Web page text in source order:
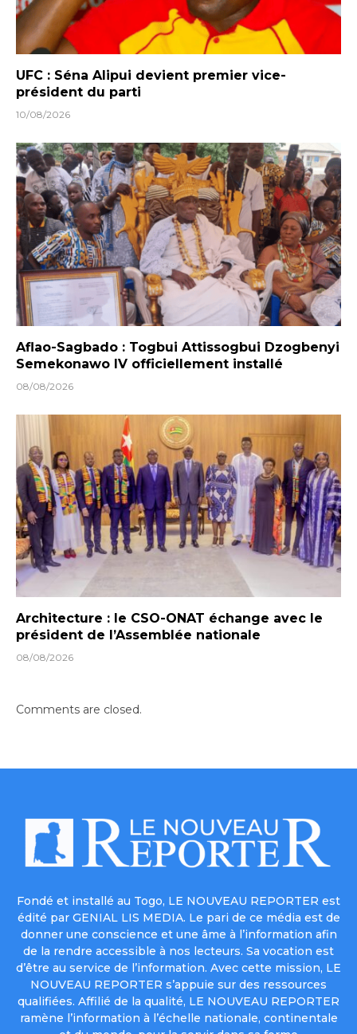
UFC : Séna Alipui devient premier vice-
président du parti
10/08/2026
Aflao-Sagbado : Togbui Attissogbui Dzogbenyi
Semekonawo IV officiellement installé
08/08/2026
Architecture : le CSO-ONAT échange avec le
président de l’Assemblée nationale
08/08/2026
Comments are closed.
Fondé et installé au Togo, LE NOUVEAU REPORTER est
édité par GENIAL LIS MEDIA. Le pari de ce média est de
donner une conscience et une âme à l’information afin
de la rendre accessible à nos lecteurs. Sa vocation est
d’être au service de l’information. Avec cette mission, LE
NOUVEAU REPORTER s’appuie sur des ressources
qualifiées. Affilié de la qualité, LE NOUVEAU REPORTER
ramène l’information à l’échelle nationale, continentale